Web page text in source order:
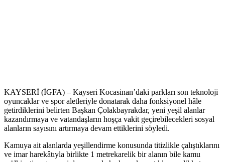
KAYSERİ (İGFA) – Kayseri Kocasinan’daki parkları son teknoloji
oyuncaklar ve spor aletleriyle donatarak daha fonksiyonel hâle
getirdiklerini belirten Başkan Çolakbayrakdar, yeni yeşil alanlar
kazandırmaya ve vatandaşların hoşça vakit geçirebilecekleri sosyal
alanların sayısını artırmaya devam ettiklerini söyledi.
Kamuya ait alanlarda yeşillendirme konusunda titizlikle çalıştıklarını
ve imar harekâtıyla birlikte 1 metrekarelik bir alanın bile kamu